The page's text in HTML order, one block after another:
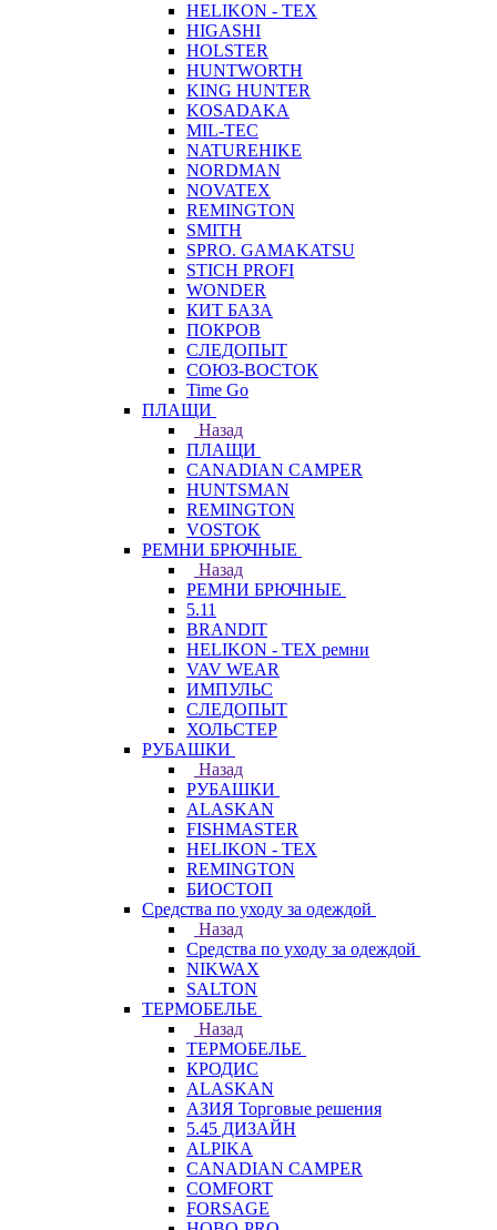
HELIKON - TEX
HIGASHI
HOLSTER
HUNTWORTH
KING HUNTER
KOSADAKA
MIL-TEC
NATUREHIKE
NORDMAN
NOVATEX
REMINGTON
SMITH
SPRO. GAMAKATSU
STICH PROFI
WONDER
КИТ БАЗА
ПОКРОВ
СЛЕДОПЫТ
СОЮЗ-ВОСТОК
Time Go
ПЛАЩИ
Назад
ПЛАЩИ
CANADIAN CAMPER
HUNTSMAN
REMINGTON
VOSTOK
РЕМНИ БРЮЧНЫЕ
Назад
РЕМНИ БРЮЧНЫЕ
5.11
BRANDIT
HELIKON - TEX ремни
VAV WEAR
ИМПУЛЬС
СЛЕДОПЫТ
ХОЛЬСТЕР
РУБАШКИ
Назад
РУБАШКИ
ALASKAN
FISHMASTER
HELIKON - TEX
REMINGTON
БИОСТОП
Средства по уходу за одеждой
Назад
Средства по уходу за одеждой
NIKWAX
SALTON
ТЕРМОБЕЛЬЕ
Назад
ТЕРМОБЕЛЬЕ
КРОДИС
ALASKAN
АЗИЯ Торговые решения
5.45 ДИЗАЙН
ALPIKA
CANADIAN CAMPER
COMFORT
FORSAGE